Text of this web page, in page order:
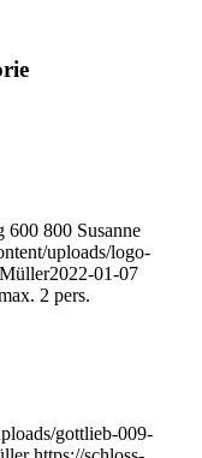
600 800 Susanne
uploads/logo-
2022-01-07
2 pers.
gottlieb-009-